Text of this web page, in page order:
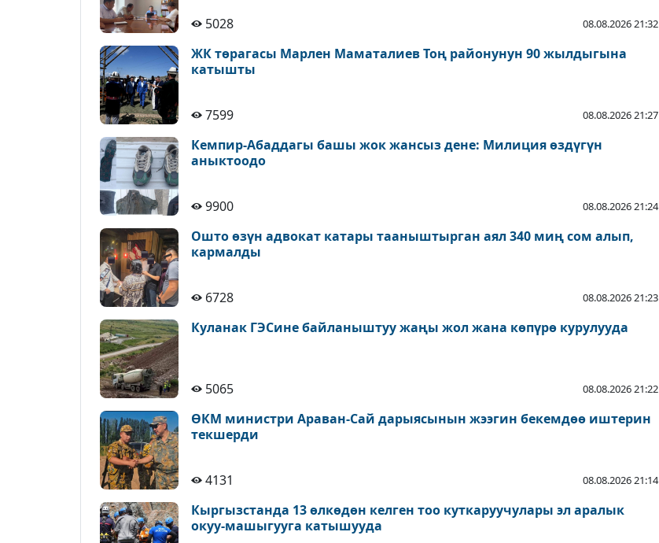
5028 08.08.2026 21:32
ЖК төрагасы Марлен Маматалиев Тоң районунун 90 жылдыгына
катышты
7599 08.08.2026 21:27
Кемпир-Абаддагы башы жок жансыз дене: Милиция өздүгүн
аныктоодо
9900 08.08.2026 21:24
Ошто өзүн адвокат катары тааныштырган аял 340 миң сом алып,
кармалды
6728 08.08.2026 21:23
Куланак ГЭСине байланыштуу жаңы жол жана көпүрө курулууда
5065 08.08.2026 21:22
ӨКМ министри Араван-Сай дарыясынын жээгин бекемдөө иштерин
текшерди
4131 08.08.2026 21:14
Кыргызстанда 13 өлкөдөн келген тоо куткаруучулары эл аралык
окуу-машыгууга катышууда